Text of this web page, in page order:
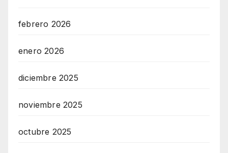
febrero 2026
enero 2026
diciembre 2025
noviembre 2025
octubre 2025